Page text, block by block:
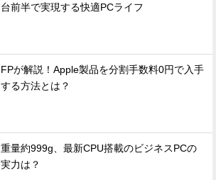
台前半で実現する快適PCライフ
FPが解説！Apple製品を分割手数料0円で入手
する方法とは？
重量約999g、最新CPU搭載のビジネスPCの
実力は？